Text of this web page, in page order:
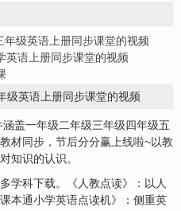
年级英语上册同步课堂的视频
英语上册同步课堂的视频
级英语上册同步课堂的视频
盖一年级二年级三年级四年级五
材同步，节后分分赢上线啦~以教
知识的认识。
学科下载。《人教点读》：以人
本通小学英语点读机》：侧重英